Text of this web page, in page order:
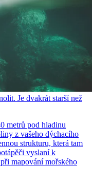
Je dvakrát starší než
metrů pod hladinu
z vašeho dýchacího
strukturu, která tam
vyslaní k
mapování mořského